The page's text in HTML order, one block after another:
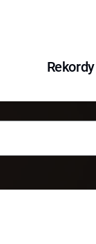
Rekordy